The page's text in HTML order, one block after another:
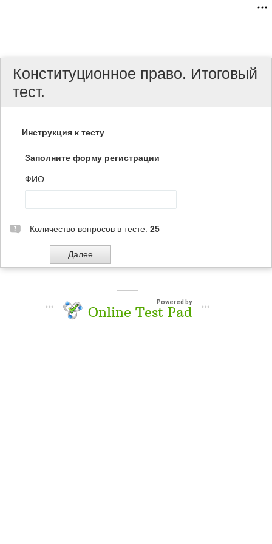
Конституционное право. Итоговый
тест.
Инструкция к тесту
Заполните форму регистрации
ФИО
Количество вопросов в тесте: 25
Powered by
Online Test Pad